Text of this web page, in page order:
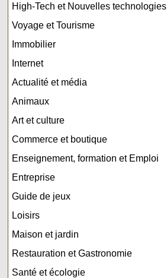
High-Tech et Nouvelles technologies
Voyage et Tourisme
Immobilier
Internet
Actualité et média
Animaux
Art et culture
Commerce et boutique
Enseignement, formation et Emploi
Entreprise
Guide de jeux
Loisirs
Maison et jardin
Restauration et Gastronomie
Santé et écologie